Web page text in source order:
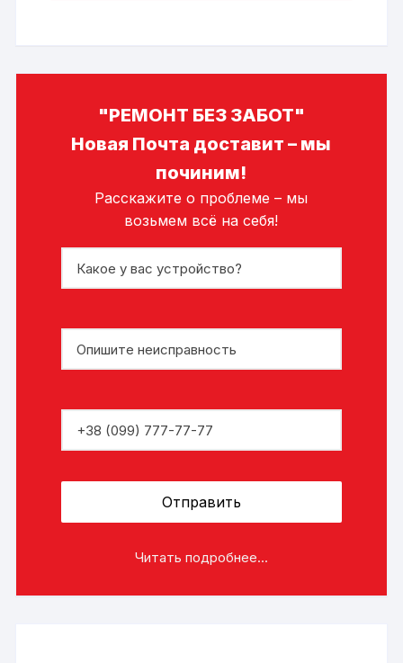
"РЕМОНТ БЕЗ ЗАБОТ"
Новая Почта доставит – мы
починим!
Расскажите о проблеме – мы
возьмем всё на себя!
Читать подробнее...